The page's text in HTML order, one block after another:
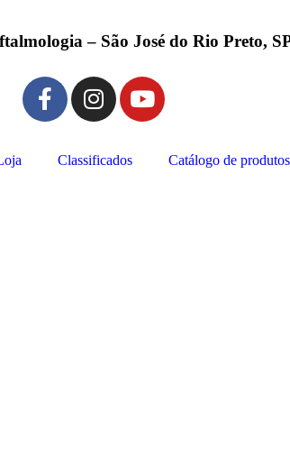
– São José do Rio Preto,
Classificados Catálogo de produtos